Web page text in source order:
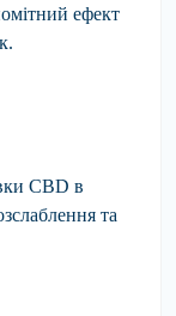
ефект
CBD в
та